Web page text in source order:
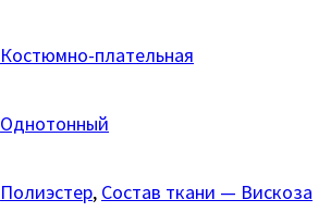
Костюмно-плательная
Однотонный
Полиэстер, Состав ткани — Вискоза